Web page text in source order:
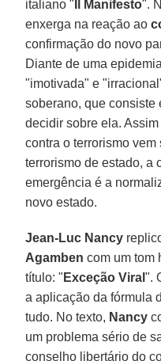
italiano " Il Manifesto".
enxerga na reação ao
confirmação do novo
Diante de uma
"imotivada" e
soberano, que consiste
decidir sobre ela.
contra o terrorismo
terrorismo de estado, a
emergência é a
novo estado.
Jean-Luc Nancy
Agamben com um tom
título: " Exceção Viral".
a aplicação da fórmula
tudo. No texto, Nancy
um problema sério de
conselho libertário do